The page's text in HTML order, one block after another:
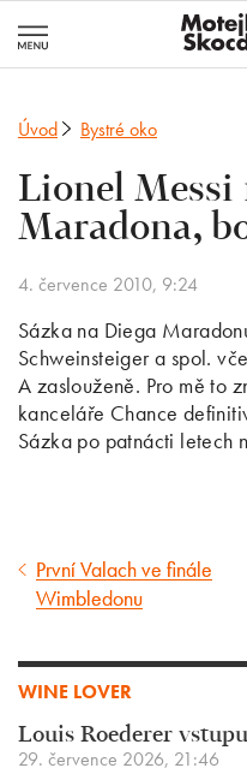
Úvod Bystré oko
Lionel Messi
Maradona,
4. července 2010, 9:24
Sázka na Diega
Schweinsteiger a spol.
A zaslouženě. Pro mě to
kanceláře Chance
Sázka po patnácti letech
Předcházející
článek
První Valach ve finále
Wimbledonu
WINE LOVER
Louis Roederer
29. července 2026, 21:46